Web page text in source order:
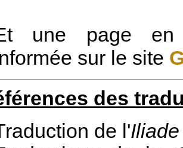
une page en
sur le site
des
de l'Iliade